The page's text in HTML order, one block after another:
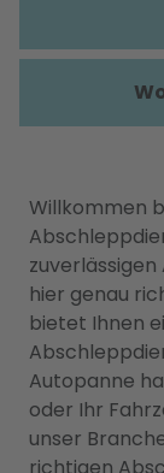
Willkommen
hier genau
bietet Ihnen
Autopanne
oder Ihr
unser